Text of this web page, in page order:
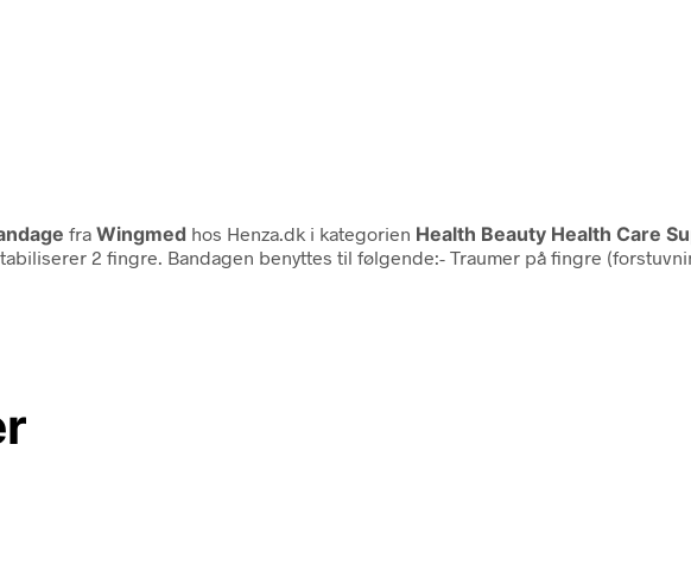
fra Wingmed hos Henza.dk i kategorien Health Beauty Health Care
2 fingre. Bandagen benyttes til følgende:- Traumer på fingre